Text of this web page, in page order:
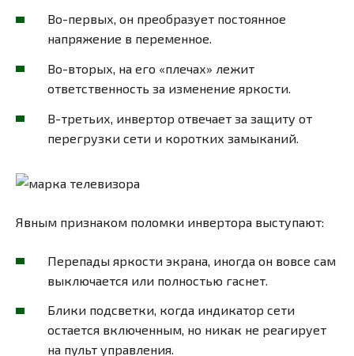
Во-первых, он преобразует постоянное
напряжение в переменное.
Во-вторых, на его «плечах» лежит
ответственность за изменение яркости.
В-третьих, инвертор отвечает за защиту от
перегрузки сети и коротких замыканий.
Явным признаком поломки инвертора выступают:
Перепады яркости экрана, иногда он вовсе сам
выключается или полностью гаснет.
Блики подсветки, когда индикатор сети
остается включенным, но никак не реагирует
на пульт управления.